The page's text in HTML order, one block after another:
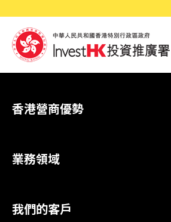
香港營商優勢
業務領域
我們的客戶